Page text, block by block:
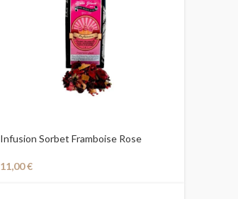
Infusion Sorbet Framboise Rose
11,00€